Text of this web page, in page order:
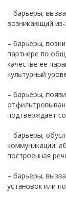
– барьеры,
возникающий из-
– барьеры,
партнере по
качестве ее
культурный
– барьеры,
подтверждает
– барьеры,
коммуникации:
построенная
– барьеры,
установок или